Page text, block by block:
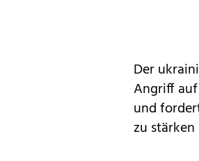
Der
Angriff
und
zu